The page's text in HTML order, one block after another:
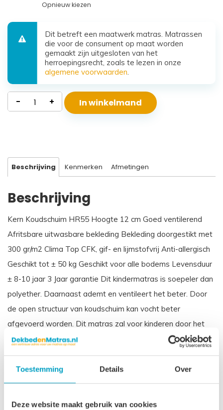
Toestemming Details Over
Deze website maakt gebruik van cookies
Opnieuw kiezen
Dit betreft een maatwerk matras. Matrassen
die voor de consument op maat worden
gemaakt zijn uitgesloten van het
herroepingsrecht, zoals te lezen in onze
algemene voorwaarden.
Kindermatras
koudschuim
- + In winkelmand
Beschrijving Kenmerken Afmetingen
Beschrijving
Kern Koudschuim HR55 Hoogte 12 cm Goed ventilerend
Afritsbare uitwasbare bekleding Bekleding doorgestikt met
300 gr/m2 Clima Top CFK, gif- en lijmstofvrij Anti-allergisch
Geschikt tot ± 50 kg Geschikt voor alle bodems Levensduur
± 8-10 jaar 3 Jaar garantie Dit kindermatras is soepeler dan
polyether. Daarnaast ademt en ventileert het beter. Door
de open structuur van koudschuim kan vocht beter
afgevoerd worden. Dit matras zal voor kinderen door het
geringe gewicht soepeler aanvoelen en aansluiten. Ook is
het duurzamer. De standaardmaten zijn doorgaans op
voorraad. Andere maten ± 3 a 4 weken levertijd.
Let op, door het flexibele materiaal, kunnen matrassen tot
2% afwijken in afmeting. Maatwerk matrassen zijn niet